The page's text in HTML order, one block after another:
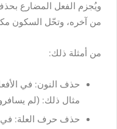
ويُجزم الفعل المضارع
من آخره، وتحّل السكون
من أمثلة ذلك:
حذف النون: في
مثال ذلك: (لم
حذف حرف العلة: في